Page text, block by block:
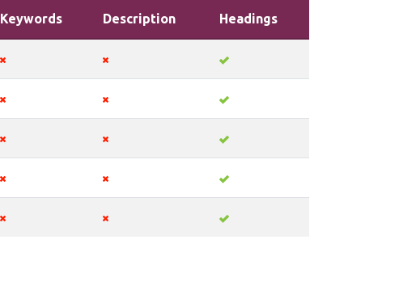
Keywords Description Headings